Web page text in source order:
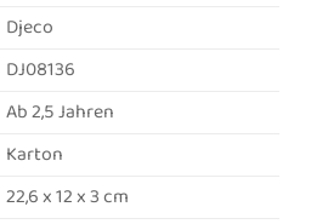
Djeco
DJ08136
Ab 2,5 Jahren
Karton
22,6 x 12 x 3 cm